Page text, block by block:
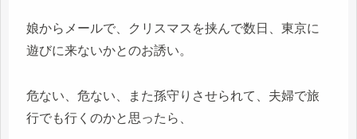
娘からメールで、クリスマスを挟んで数日、東京に
遊びに来ないかとのお誘い。
危ない、危ない、また孫守りさせられて、夫婦で旅
行でも行くのかと思ったら、